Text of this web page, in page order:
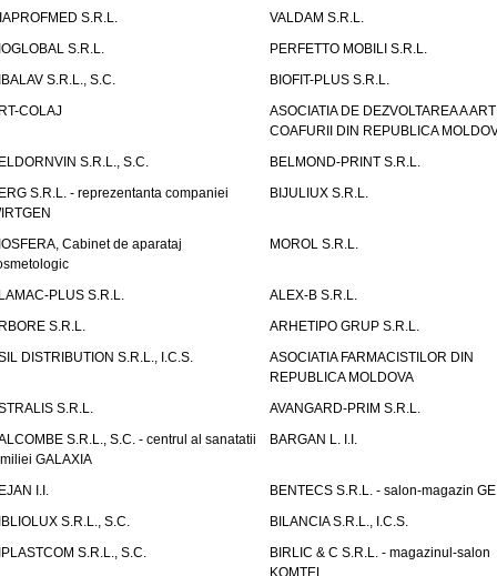
S.R.L.
VALDAM S.R.L.
S.R.L.
PERFETTO MOBILI S.R.L.
S.R.L., S.C.
BIOFIT-PLUS S.R.L.
COLAJ
ASOCIATIA DE DEZVOLTAREA A
COAFURII DIN REPUBLICA
S.R.L., S.C.
BELMOND-PRINT S.R.L.
S.R.L. - reprezentanta companiei
BIJULIUX S.R.L.
Cabinet de aparataj
MOROL S.R.L.
PLUS S.R.L.
ALEX-B S.R.L.
S.R.L.
ARHETIPO GRUP S.R.L.
DISTRIBUTION S.R.L., I.C.S.
ASOCIATIA FARMACISTILOR DIN
REPUBLICA MOLDOVA
S.R.L.
AVANGARD-PRIM S.R.L.
S.R.L., S.C. - centrul al sanatatii
GALAXIA
BARGAN L. I.I.
I.I.
BENTECS S.R.L. - salon-magazin
S.R.L., S.C.
BILANCIA S.R.L., I.C.S.
S.R.L., S.C.
BIRLIC & C S.R.L. - magazinul-salon
KOMTEL